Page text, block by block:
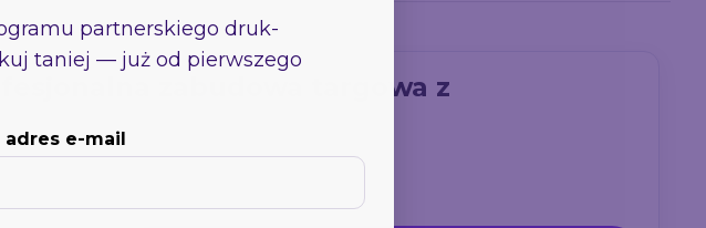
zabudowa targowa z
partnerskiego druk-
taniej — już od pierwszego
e-mail